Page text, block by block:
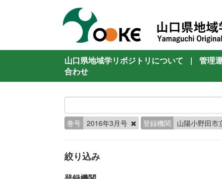
山口県地域学リポジトリについて |
管理
合わせ
巻号 2016年3月号 登録機関 山陽小野田
絞り込み